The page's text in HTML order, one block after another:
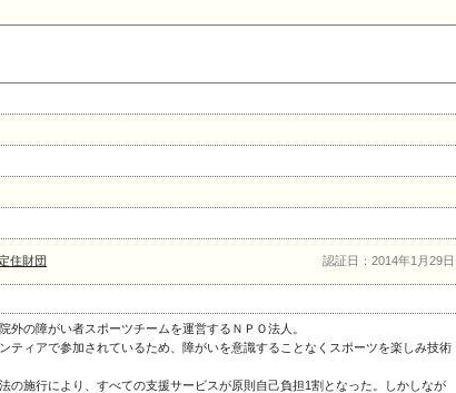
住財団 認証日：2014年1月29日
外の障がい者スポーツチームを運営するＮＰＯ法人。
ティアで参加されているため、障がいを意識することなくスポーツを楽しみ技術
の施行により、すべての支援サービスが原則自己負担1割となった。しかしなが